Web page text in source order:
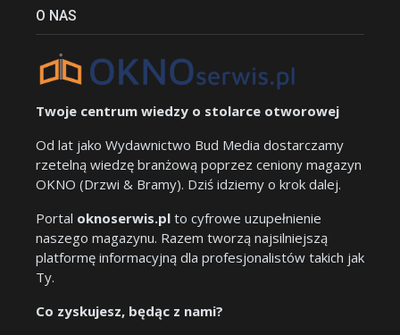
O NAS
Twoje centrum wiedzy o stolarce otworowej
Od lat jako Wydawnictwo Bud Media dostarczamy
rzetelną wiedzę branżową poprzez ceniony magazyn
OKNO (Drzwi & Bramy). Dziś idziemy o krok dalej.
Portal oknoserwis.pl to cyfrowe uzupełnienie
naszego magazynu. Razem tworzą najsilniejszą
platformę informacyjną dla profesjonalistów takich jak
Ty.
Co zyskujesz, będąc z nami?